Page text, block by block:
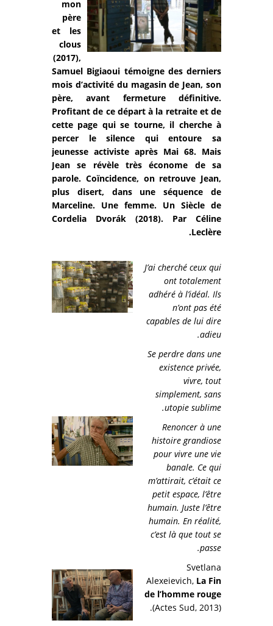
mon
père
et les
clous
(2017),
Samuel Bigiaoui témoigne des derniers
mois d’activité du magasin de Jean, son
père, avant fermeture définitive.
Profitant de ce départ à la retraite et de
cette page qui se tourne, il cherche à
percer le silence qui entoure sa
jeunesse activiste après Mai 68. Mais
Jean se révèle très économe de sa
parole. Coïncidence, on retrouve Jean,
plus disert, dans une séquence de
Marceline. Une femme. Un Siècle de
Cordelia Dvorák (2018). Par Céline
Leclère.
J’ai cherché ceux qui
ont totalement
adhéré à l’idéal. Ils
n’ont pas été
capables de lui dire
adieu.
Se perdre dans une
existence privée,
vivre, tout
simplement, sans
utopie sublime.
Renoncer à une
histoire grandiose
pour vivre une vie
banale. Ce qui
m’attirait, c’était ce
petit espace, l’être
humain. Juste l’être
humain. En réalité,
c’est là que tout se
passe.
Svetlana
Alexeievich, La Fin
de l’homme rouge
(Actes Sud, 2013).